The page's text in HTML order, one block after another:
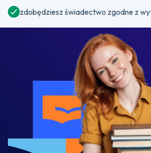
zdobędziesz świadectwo zgodne z